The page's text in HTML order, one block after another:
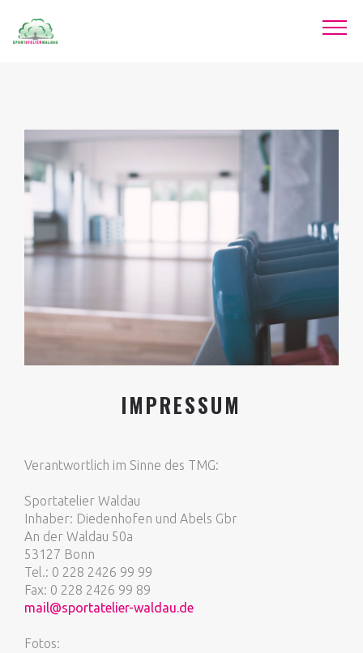
IMPRESSUM
Verantwortlich im Sinne des TMG:
Sportatelier Waldau
Inhaber: Diedenhofen und Abels Gbr
An der Waldau 50a
53127 Bonn
Tel.: 0 228 2426 99 99
Fax: 0 228 2426 99 89
mail@sportatelier-waldau.de
Fotos: